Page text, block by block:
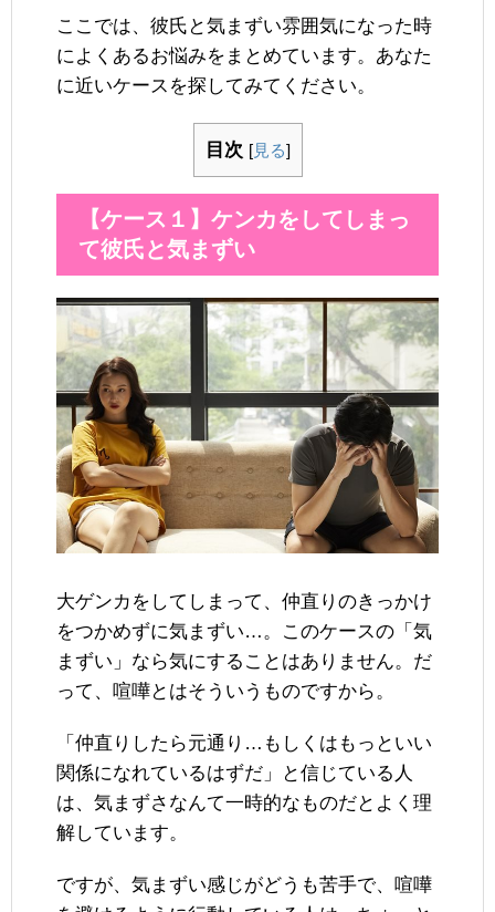
ここでは、彼氏と気まずい雰囲気になった時
によくあるお悩みをまとめています。あなた
に近いケースを探してみてください。
目次 [見る]
【ケース１】ケンカをしてしまっ
て彼氏と気まずい
大ゲンカをしてしまって、仲直りのきっかけ
をつかめずに気まずい…。このケースの「気
まずい」なら気にすることはありません。だ
って、喧嘩とはそういうものですから。
「仲直りしたら元通り…もしくはもっといい
関係になれているはずだ」と信じている人
は、気まずさなんて一時的なものだとよく理
解しています。
ですが、気まずい感じがどうも苦手で、喧嘩